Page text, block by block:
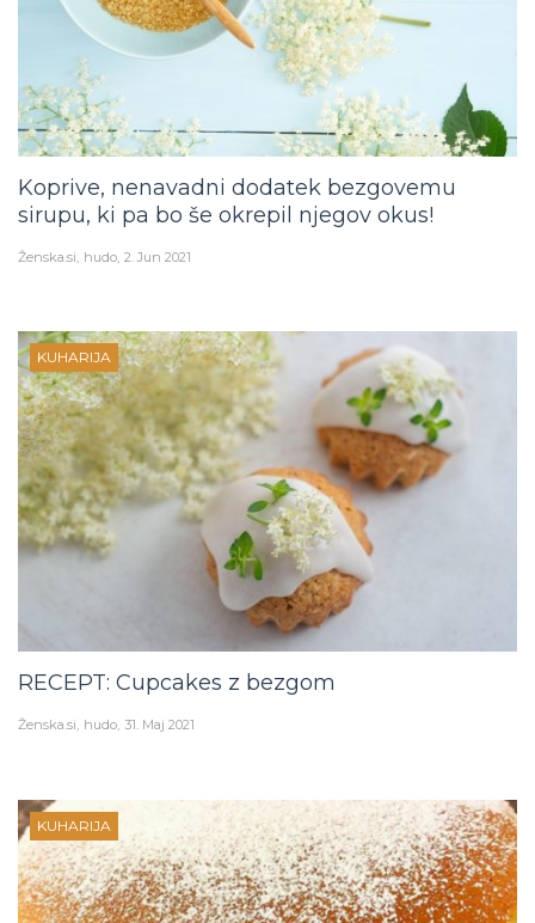
Koprive, nenavadni dodatek bezgovemu
sirupu, ki pa bo še okrepil njegov okus!
Ženska.si hudo 2. Jun 2021
KUHARIJA
RECEPT: Cupcakes z bezgom
Ženska.si hudo 31. Maj 2021
KUHARIJA